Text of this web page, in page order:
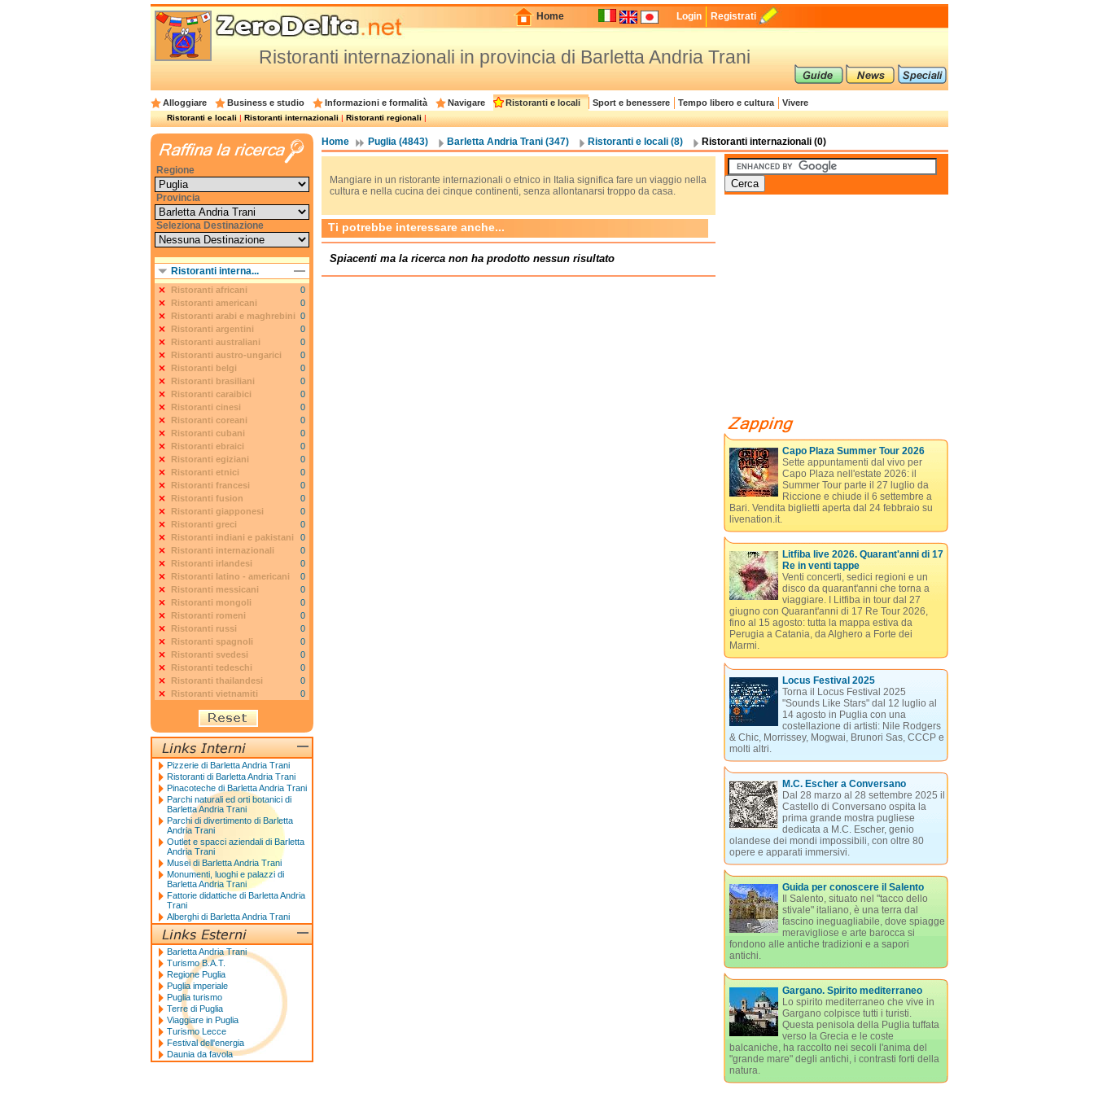
Home Login Registrati
Ristoranti internazionali in provincia di Barletta Andria Trani
Alloggiare Business e studio Informazioni e formalità Navigare Ristoranti e locali Sport e benessere Tempo libero e cultura Vivere
Ristoranti e locali|Ristoranti internazionali|Ristoranti regionali|
Home Puglia (4843) Barletta Andria Trani (347) Ristoranti e locali (8) Ristoranti internazionali (0)
Mangiare in un ristorante internazionali o etnico in Italia significa fare un viaggio nella
cultura e nella cucina dei cinque continenti, senza allontanarsi troppo da casa.
Ti potrebbe interessare anche...
Spiacenti ma la ricerca non ha prodotto nessun risultato
Capo Plaza Summer Tour 2026
Sette appuntamenti dal vivo per
Capo Plaza nell'estate 2026: il
Summer Tour parte il 27 luglio da
Riccione e chiude il 6 settembre a
Bari. Vendita biglietti aperta dal 24 febbraio su
livenation.it.
Litfiba live 2026. Quarant'anni di 17
Re in venti tappe
Venti concerti, sedici regioni e un
disco da quarant'anni che torna a
viaggiare. I Litfiba in tour dal 27
giugno con Quarant'anni di 17 Re Tour 2026,
fino al 15 agosto: tutta la mappa estiva da
Perugia a Catania, da Alghero a Forte dei
Marmi.
Locus Festival 2025
Torna il Locus Festival 2025
"Sounds Like Stars" dal 12 luglio al
14 agosto in Puglia con una
costellazione di artisti: Nile Rodgers
& Chic, Morrissey, Mogwai, Brunori Sas, CCCP e
molti altri.
M.C. Escher a Conversano
Dal 28 marzo al 28 settembre 2025 il
Castello di Conversano ospita la
prima grande mostra pugliese
dedicata a M.C. Escher, genio
olandese dei mondi impossibili, con oltre 80
opere e apparati immersivi.
Guida per conoscere il Salento
Il Salento, situato nel "tacco dello
stivale" italiano, è una terra dal
fascino ineguagliabile, dove spiagge
meravigliose e arte barocca si
fondono alle antiche tradizioni e a sapori
antichi.
Gargano. Spirito mediterraneo
Lo spirito mediterraneo che vive in
Gargano colpisce tutti i turisti.
Questa penisola della Puglia tuffata
verso la Grecia e le coste
balcaniche, ha raccolto nei secoli l'anima del
"grande mare" degli antichi, i contrasti forti della
natura.
Regione
Provincia
Seleziona Destinazione
Ristoranti interna...
Ristoranti africani
0
Ristoranti americani
0
Ristoranti arabi e maghrebini 0
Ristoranti argentini
0
Ristoranti australiani
0
Ristoranti austro-ungarici
0
Ristoranti belgi
0
Ristoranti brasiliani
0
Ristoranti caraibici
0
Ristoranti cinesi
0
Ristoranti coreani
0
Ristoranti cubani
0
Ristoranti ebraici
0
Ristoranti egiziani
0
Ristoranti etnici
0
Ristoranti francesi
0
Ristoranti fusion
0
Ristoranti giapponesi
0
Ristoranti greci
0
Ristoranti indiani e pakistani
0
Ristoranti internazionali
0
Ristoranti irlandesi
0
Ristoranti latino - americani
0
Ristoranti messicani
0
Ristoranti mongoli
0
Ristoranti romeni
0
Ristoranti russi
0
Ristoranti spagnoli
0
Ristoranti svedesi
0
Ristoranti tedeschi
0
Ristoranti thailandesi
0
Ristoranti vietnamiti
0
Pizzerie di Barletta Andria Trani
Ristoranti di Barletta Andria Trani
Pinacoteche di Barletta Andria Trani
Parchi naturali ed orti botanici di
Barletta Andria Trani
Parchi di divertimento di Barletta
Andria Trani
Outlet e spacci aziendali di Barletta
Andria Trani
Musei di Barletta Andria Trani
Monumenti, luoghi e palazzi di
Barletta Andria Trani
Fattorie didattiche di Barletta Andria
Trani
Alberghi di Barletta Andria Trani
Barletta Andria Trani
Turismo B.A.T.
Regione Puglia
Puglia imperiale
Puglia turismo
Terre di Puglia
Viaggiare in Puglia
Turismo Lecce
Festival dell'energia
Daunia da favola